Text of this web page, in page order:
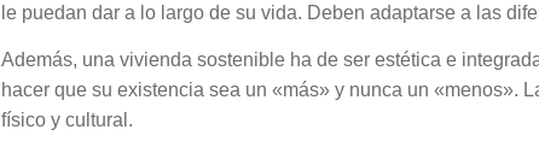
le puedan dar a lo largo de su vida. Deben adaptarse a las
Además, una vivienda sostenible ha de ser estética e
hacer que su existencia sea un «más» y nunca un «menos».
físico y cultural.